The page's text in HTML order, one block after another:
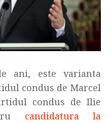
ani, este varianta
condus de Marcel
condus de Ilie
candidatura la